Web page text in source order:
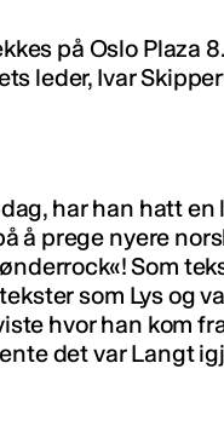
på Oslo Plaza
leder, Ivar
har han hatt en
å prege nyere
Som
som Lys og
hvor han kom
det var Langt